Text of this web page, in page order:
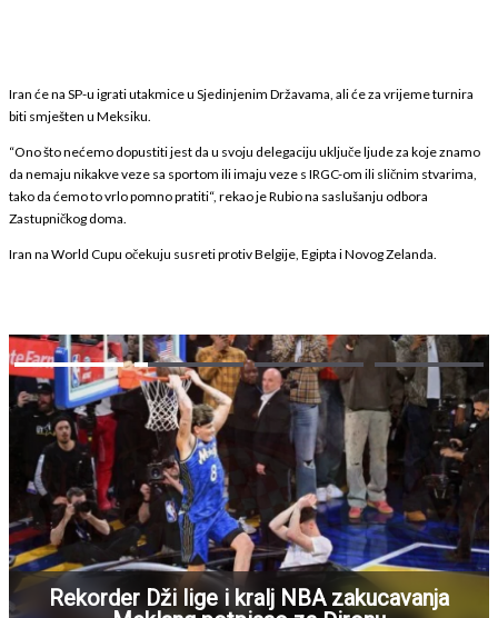
Iran će na SP-u igrati utakmice u Sjedinjenim Državama, ali će za vrijeme turnira
biti smješten u Meksiku.
“Ono što nećemo dopustiti jest da u svoju delegaciju uključe ljude za koje znamo
da nemaju nikakve veze sa sportom ili imaju veze s IRGC-om ili sličnim stvarima,
tako da ćemo to vrlo pomno pratiti“, rekao je Rubio na saslušanju odbora
Zastupničkog doma.
Iran na World Cupu očekuju susreti protiv Belgije, Egipta i Novog Zelanda.
Rekorder Dži lige i kralj NBA zakucavanja